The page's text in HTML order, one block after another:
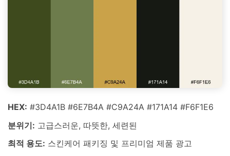
HEX: #3D4A1B #6E7B4A #C9A24A #171A14 #F6F1E6
분위기: 고급스러운, 따뜻한, 세련된
최적 용도: 스킨케어 패키징 및 프리미엄 제품 광고